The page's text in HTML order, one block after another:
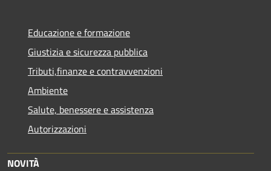
Educazione e formazione
Giustizia e sicurezza pubblica
Tributi,finanze e contravvenzioni
Ambiente
Salute, benessere e assistenza
Autorizzazioni
NOVITÀ